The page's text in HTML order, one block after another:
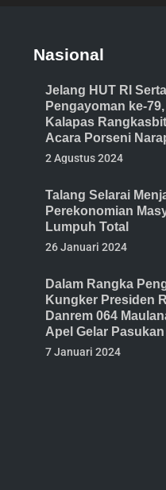
Nasional
Jelang HUT RI
Pengayoman ke-
Kalapas
Acara Porseni
2 Agustus 2024
Talang Selarai
Perekonomian
Lumpuh Total
26 Januari 2024
Dalam Rangka
Kungker Presiden
Danrem 064
Apel Gelar Pasukan
7 Januari 2024